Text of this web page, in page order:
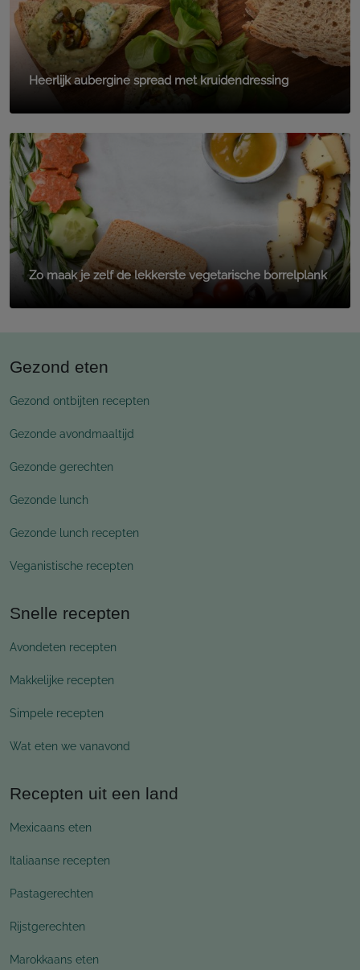
Heerlijk aubergine spread met kruidendressing
Zo maak je zelf de lekkerste vegetarische borrelplank
Gezond eten
Gezond ontbijten recepten
Gezonde avondmaaltijd
Gezonde gerechten
Gezonde lunch
Gezonde lunch recepten
Veganistische recepten
Snelle recepten
Avondeten recepten
Makkelijke recepten
Simpele recepten
Wat eten we vanavond
Recepten uit een land
Mexicaans eten
Italiaanse recepten
Pastagerechten
Rijstgerechten
Marokkaans eten